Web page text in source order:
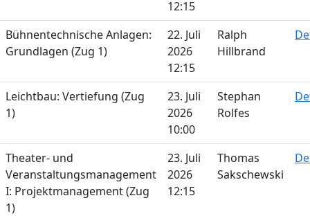
12:15
Bühnentechnische Anlagen:
Grundlagen (Zug 1)
22. Juli
2026
12:15
Ralph
Hillbrand
Leichtbau: Vertiefung (Zug
1)
23. Juli
2026
10:00
Stephan
Rolfes
Theater- und
Veranstaltungsmanagement
I: Projektmanagement (Zug
1)
23. Juli
2026
12:15
Thomas
Sakschewski